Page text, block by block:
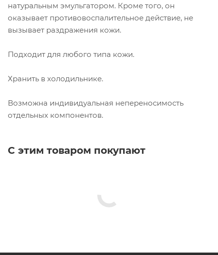
натуральным эмульгатором. Кроме того, он
оказывает противовоспалительное действие, не
вызывает раздражения кожи.
Подходит для любого типа кожи.
Хранить в холодильнике.
Возможна индивидуальная непереносимость
отдельных компонентов.
С этим товаром покупают